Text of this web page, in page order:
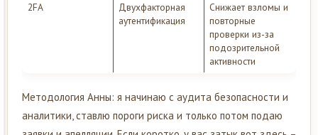
2FA
Двухфакторная
аутентификация
Снижает взломы и
повторные
проверки из-за
подозрительной
активности
Методология Анны: я начинаю с аудита безопасности и
аналитики, ставлю пороги риска и только потом подаю